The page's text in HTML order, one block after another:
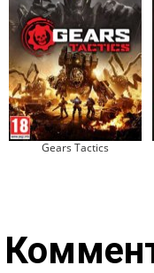
Gears Tactics